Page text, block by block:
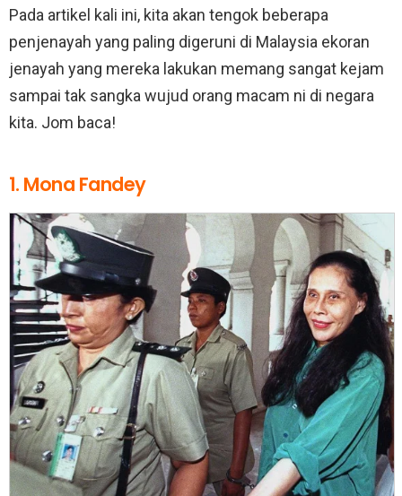
Pada artikel kali ini, kita akan tengok beberapa
penjenayah yang paling digeruni di Malaysia ekoran
jenayah yang mereka lakukan memang sangat kejam
sampai tak sangka wujud orang macam ni di negara
kita. Jom baca!
1. Mona Fandey